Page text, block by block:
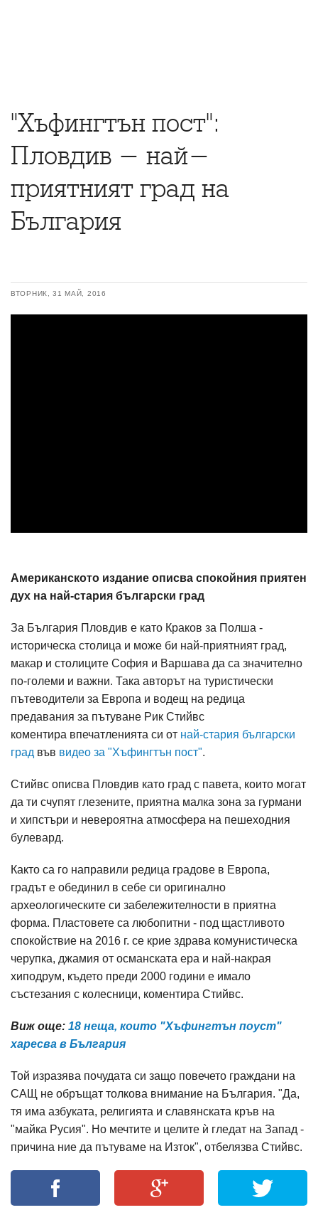
"Хъфингтън пост":
Пловдив - най-
приятният град на
България
ВТОРНИК, 31 МАЙ, 2016
Американското издание описва спокойния приятен
дух на най-стария български град
За България Пловдив е като Краков за Полша -
историческа столица и може би най-приятният град,
макар и столиците София и Варшава да са значително
по-големи и важни. Така авторът на туристически
пътеводители за Европа и водещ на редица
предавания за пътуване Рик Стийвс
коментира впечатленията си от най-стария български
град във видео за "Хъфингтън пост".
Стийвс описва Пловдив като град с павета, които могат
да ти счупят глезените, приятна малка зона за гурмани
и хипстъри и невероятна атмосфера на пешеходния
булевард.
Както са го направили редица градове в Европа,
градът е обединил в себе си оригинално
археологическите си забележителности в приятна
форма. Пластовете са любопитни - под щастливото
спокойствие на 2016 г. се крие здрава комунистическа
черупка, джамия от османската ера и най-накрая
хиподрум, където преди 2000 години е имало
състезания с колесници, коментира Стийвс.
Виж още: 18 неща, които "Хъфингтън поуст"
харесва в България
Той изразява почудата си защо повечето граждани на
САЩ не обръщат толкова внимание на България. "Да,
тя има азбуката, религията и славянската кръв на
"майка Русия". Но мечтите и целите ѝ гледат на Запад -
причина ние да пътуваме на Изток", отбелязва Стийвс.